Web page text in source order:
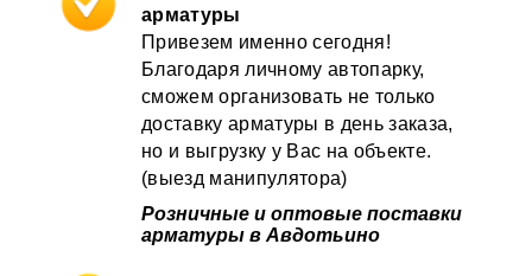
арматуры
Привезем именно сегодня!
Благодаря личному автопарку,
сможем организовать не только
доставку арматуры в день заказа,
но и выгрузку у Вас на объекте.
(выезд манипулятора)
Розничные и оптовые поставки
арматуры в Авдотьино